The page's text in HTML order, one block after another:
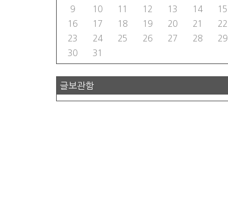
9
10 11 12 13 14
15
16
17 18 19 20 21
22
23
24 25 26 27 28
29
30
31
글보관함